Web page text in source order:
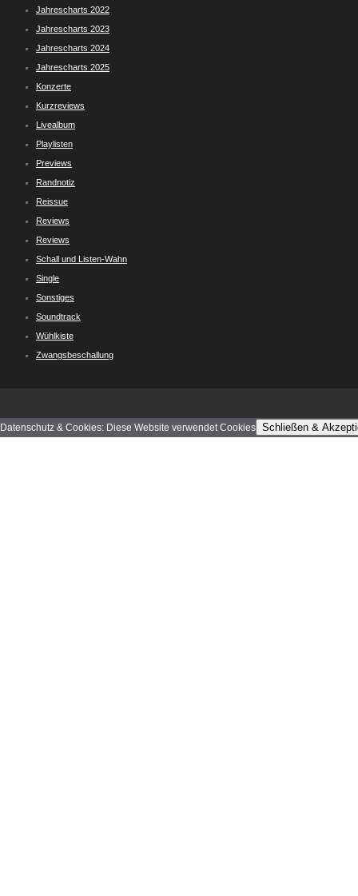
Jahrescharts 2022
Jahrescharts 2023
Jahrescharts 2024
Jahrescharts 2025
Konzerte
Kurzreviews
Livealbum
Playlisten
Previews
Randnotiz
Reissue
Reviews
Reviews
Schall und Listen-Wahn
Single
Sonstiges
Soundtrack
Wühlkiste
Zwangsbeschallung
Datenschutz & Cookies: Diese Website verwendet Cookies Schließen &